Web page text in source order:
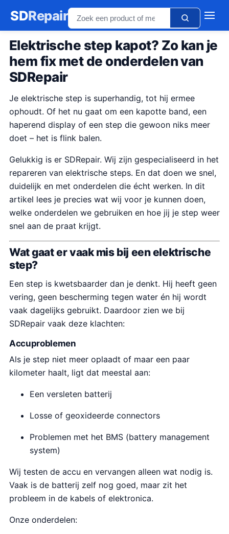
SDRepair
Elektrische step kapot? Zo kan je
hem fix met de onderdelen van
SDRepair
Je elektrische step is superhandig, tot hij ermee
ophoudt. Of het nu gaat om een kapotte band, een
haperend display of een step die gewoon niks meer
doet – het is flink balen.
Gelukkig is er SDRepair. Wij zijn gespecialiseerd in het
repareren van elektrische steps. En dat doen we snel,
duidelijk en met onderdelen die écht werken. In dit
artikel lees je precies wat wij voor je kunnen doen,
welke onderdelen we gebruiken en hoe jij je step weer
snel aan de praat krijgt.
Wat gaat er vaak mis bij een elektrische
step?
Een step is kwetsbaarder dan je denkt. Hij heeft geen
vering, geen bescherming tegen water én hij wordt
vaak dagelijks gebruikt. Daardoor zien we bij
SDRepair vaak deze klachten:
Accuproblemen
Als je step niet meer oplaadt of maar een paar
kilometer haalt, ligt dat meestal aan:
Een versleten batterij
Losse of geoxideerde connectors
Problemen met het BMS (battery management
system)
Wij testen de accu en vervangen alleen wat nodig is.
Vaak is de batterij zelf nog goed, maar zit het
probleem in de kabels of elektronica.
Onze onderdelen: